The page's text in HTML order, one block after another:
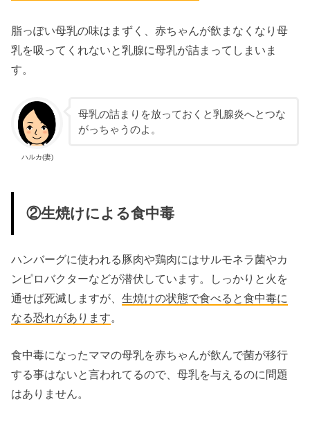
脂っぽい母乳の味はまずく、赤ちゃんが飲まなくなり母
乳を吸ってくれないと乳腺に母乳が詰まってしまいま
す。
ハルカ(妻)
母乳の詰まりを放っておくと乳腺炎へとつな
がっちゃうのよ。
②生焼けによる食中毒
ハンバーグに使われる豚肉や鶏肉にはサルモネラ菌やカ
ンピロバクターなどが潜伏しています。しっかりと火を
通せば死滅しますが、生焼けの状態で食べると食中毒に
なる恐れがあります。
食中毒になったママの母乳を赤ちゃんが飲んで菌が移行
する事はないと言われてるので、母乳を与えるのに問題
はありません。